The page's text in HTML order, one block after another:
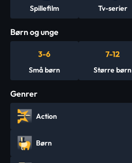
Spillefilm Tv-serier
Børn og unge
Små børn Større børn
Genrer
Action
Børn